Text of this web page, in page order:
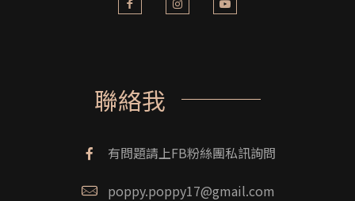
聯絡我
有問題請上FB粉絲團私訊詢問
poppy.poppy17@gmail.com